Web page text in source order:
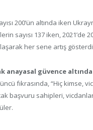
200’ün altında iken
sayısı 137 iken, 2021’de
her sene artış
anayasal güvence altında
fıkrasında, “Hiç kimse,
başvuru sahipleri,